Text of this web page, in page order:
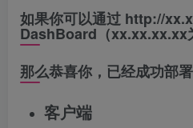
如果你可以通过 http://
DashBoard（xx.xx.xx.xx
那么恭喜你，已经成功部署
客户端